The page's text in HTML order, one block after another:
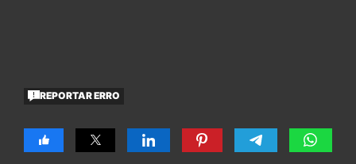
REPORTAR ERRO